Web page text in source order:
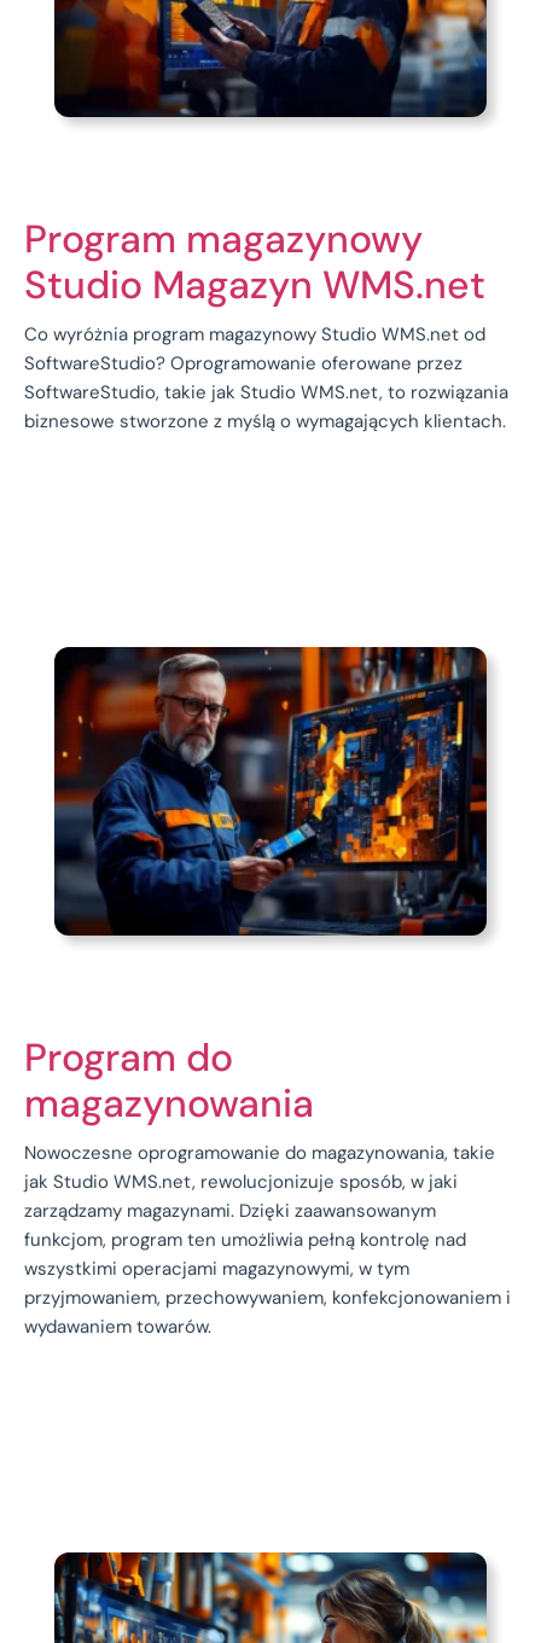
Program magazynowy
Studio Magazyn WMS.net
Co wyróżnia program magazynowy Studio WMS.net od
SoftwareStudio? Oprogramowanie oferowane przez
SoftwareStudio, takie jak Studio WMS.net, to rozwiązania
biznesowe stworzone z myślą o wymagających klientach.
Program do
magazynowania
Nowoczesne oprogramowanie do magazynowania, takie
jak Studio WMS.net, rewolucjonizuje sposób, w jaki
zarządzamy magazynami. Dzięki zaawansowanym
funkcjom, program ten umożliwia pełną kontrolę nad
wszystkimi operacjami magazynowymi, w tym
przyjmowaniem, przechowywaniem, konfekcjonowaniem i
wydawaniem towarów.